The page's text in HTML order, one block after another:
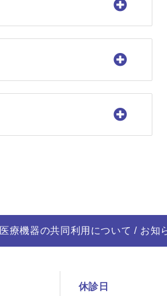
医療機器の共同利用について お知
休診日